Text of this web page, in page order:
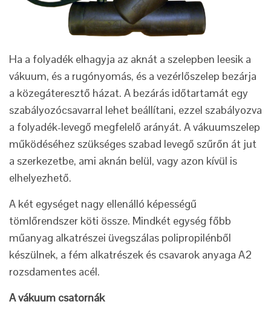
Ha a folyadék elhagyja az aknát a szelepben leesik a
vákuum, és a rugónyomás, és a vezérlőszelep bezárja
a közegáteresztő házat. A bezárás időtartamát egy
szabályozócsavarral lehet beállítani, ezzel szabályozva
a folyadék-levegő megfelelő arányát. A vákuumszelep
működéséhez szükséges szabad levegő szűrőn át jut
a szerkezetbe, ami aknán belül, vagy azon kívül is
elhelyezhető.
A két egységet nagy ellenálló képességű
tömlőrendszer köti össze. Mindkét egység főbb
műanyag alkatrészei üvegszálas polipropilénből
készülnek, a fém alkatrészek és csavarok anyaga A2
rozsdamentes acél.
A vákuum csatornák